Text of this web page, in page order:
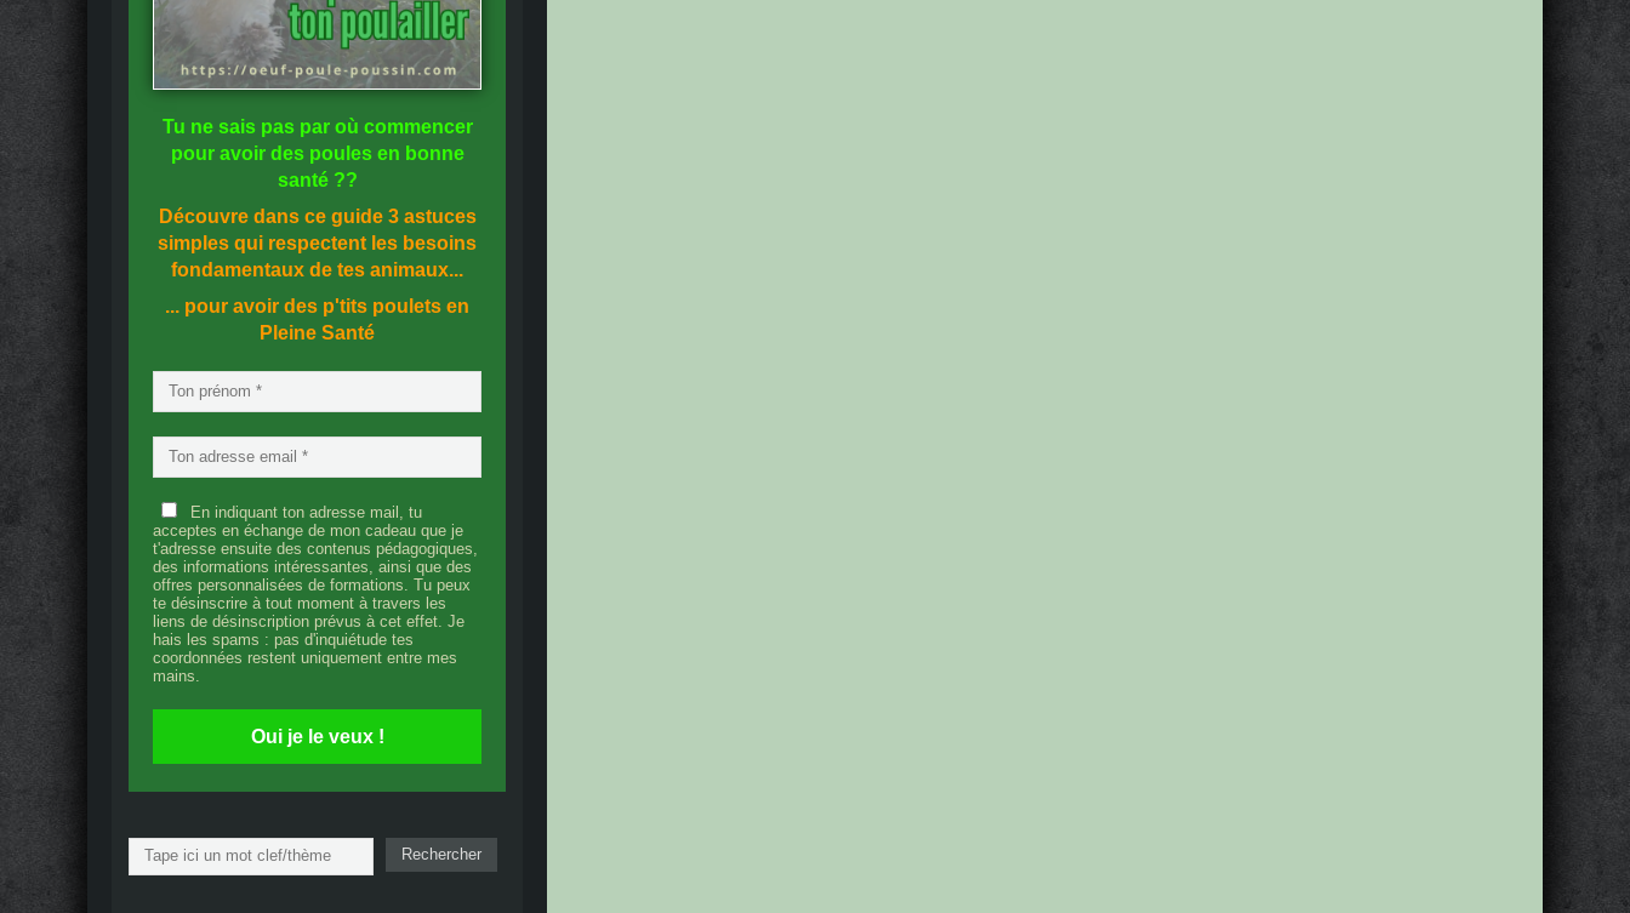
Tu ne sais pas par où commencer
pour avoir des poules en bonne
santé??
Découvre dans ce guide 3 astuces
simples qui respectent les besoins
fondamentaux de tes animaux...
... pour avoir des p'tits poulets en
Pleine Santé
En indiquant ton adresse mail, tu
acceptes en échange de mon cadeau que je
t'adresse ensuite des contenus pédagogiques,
des informations intéressantes, ainsi que des
offres personnalisées de formations. Tu peux
te désinscrire à tout moment à travers les
liens de désinscription prévus à cet effet. Je
hais les spams : pas d'inquiétude tes
coordonnées restent uniquement entre mes
mains.
Oui je le veux !
Rechercher Rechercher